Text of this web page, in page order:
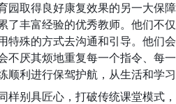
园取得良好康复效果的另一大保
了丰富经验的优秀教师。他们不
特殊的方式去沟通和引导。他们
不厌其烦地重复每一个指令、每
顺利进行保驾护航，从生活和学
样别具匠心，打破传统课堂模式